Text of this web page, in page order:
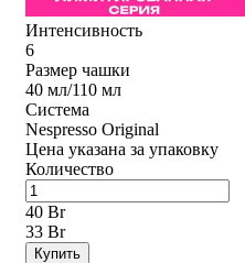
Интенсивность
6
Размер чашки
40 мл/110 мл
Система
Nespresso Original
Цена указана за упаковку
Количество
40 Br
33 Br
Купить